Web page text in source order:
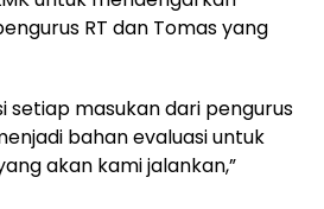
RT dan Tomas yang
setiap masukan dari pengurus
bahan evaluasi untuk
akan kami jalankan,”